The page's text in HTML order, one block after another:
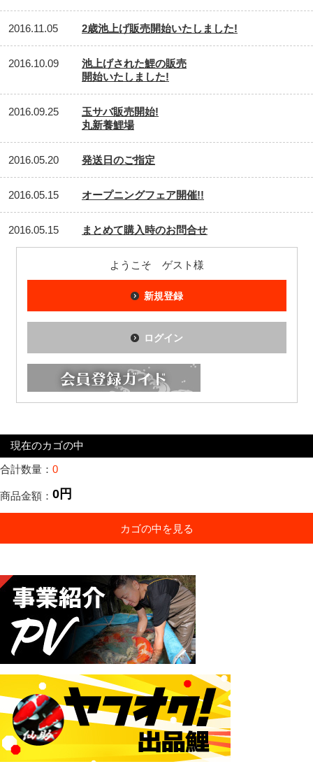
2016.11.05 2歳池上げ販売開始いたしました!
2016.10.09
池上げされた鯉の販売
開始いたしました!
2016.09.25
玉サバ販売開始!
丸新養鯉場
2016.05.20 発送日のご指定
2016.05.15 オープニングフェア開催!!
2016.05.15 まとめて購入時のお問合せ
ようこそ ゲスト様
新規登録
ログイン
現在のカゴの中
合計数量： 0
商品金額： 0円
カゴの中を見る